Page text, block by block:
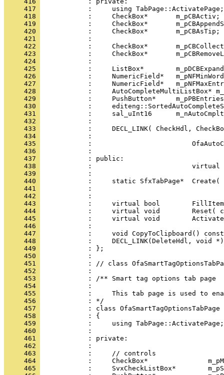
     417
     418
     419
     420
     421
     422
     423
     424
     425
     426
     427
     428
     429
     430
     431
     432
     433
     434
     435
     436
     437
     438
     439
     440
     441
     442
     443
     444
     445
     446
     447
     448
     449
     450
     451
     452
     453
     454
     455
     456
     457
     458
     459
     460
     461
     462
     463
     464
     465